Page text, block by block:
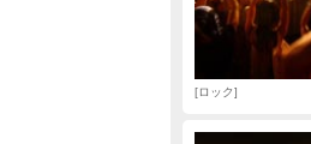
ロック